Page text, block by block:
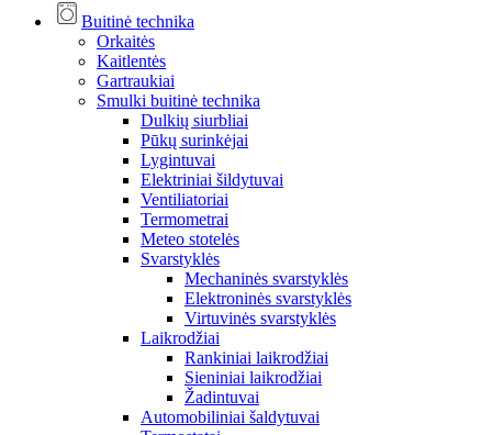
Buitinė technika
Orkaitės
Kaitlentės
Gartraukiai
Smulki buitinė technika
Dulkių siurbliai
Pūkų surinkėjai
Lygintuvai
Elektriniai šildytuvai
Ventiliatoriai
Termometrai
Meteo stotelės
Svarstyklės
Mechaninės svarstyklės
Elektroninės svarstyklės
Virtuvinės svarstyklės
Laikrodžiai
Rankiniai laikrodžiai
Sieniniai laikrodžiai
Žadintuvai
Automobiliniai šaldytuvai